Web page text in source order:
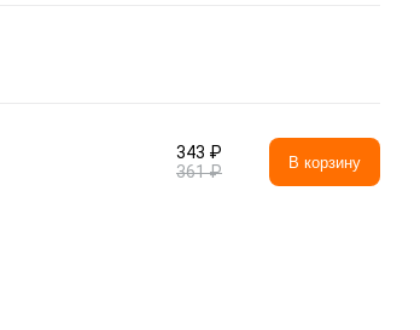
343 ₽
361 ₽
В корзину